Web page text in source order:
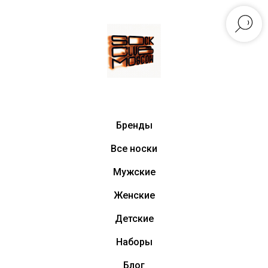
Бренды
Все носки
Мужские
Женские
Детские
Наборы
Блог